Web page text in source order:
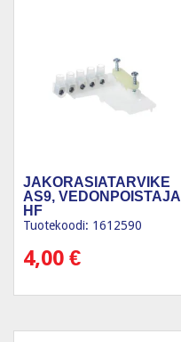
JAKORASIATARVIKE
AS9, VEDONPOISTAJA
HF
Tuotekoodi: 1612590
4,00 €